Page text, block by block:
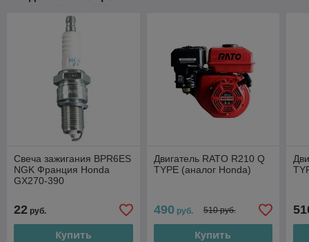
Свеча зажигания BPR6ES
NGK Франция Honda
GX270-390
22 руб.
Купить
Двигатель RATO R210 Q
TYPE (аналог Honda)
490 руб. 510 руб.
Купить